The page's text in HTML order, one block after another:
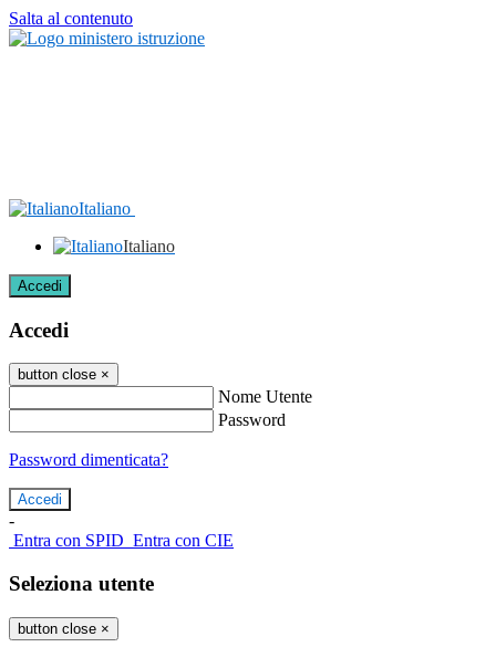
Salta al contenuto
Italiano
Italiano
Accedi
Accedi
button close ×
Nome Utente
Password
Password dimenticata?
-
Entra con SPID Entra con CIE
Seleziona utente
button close ×